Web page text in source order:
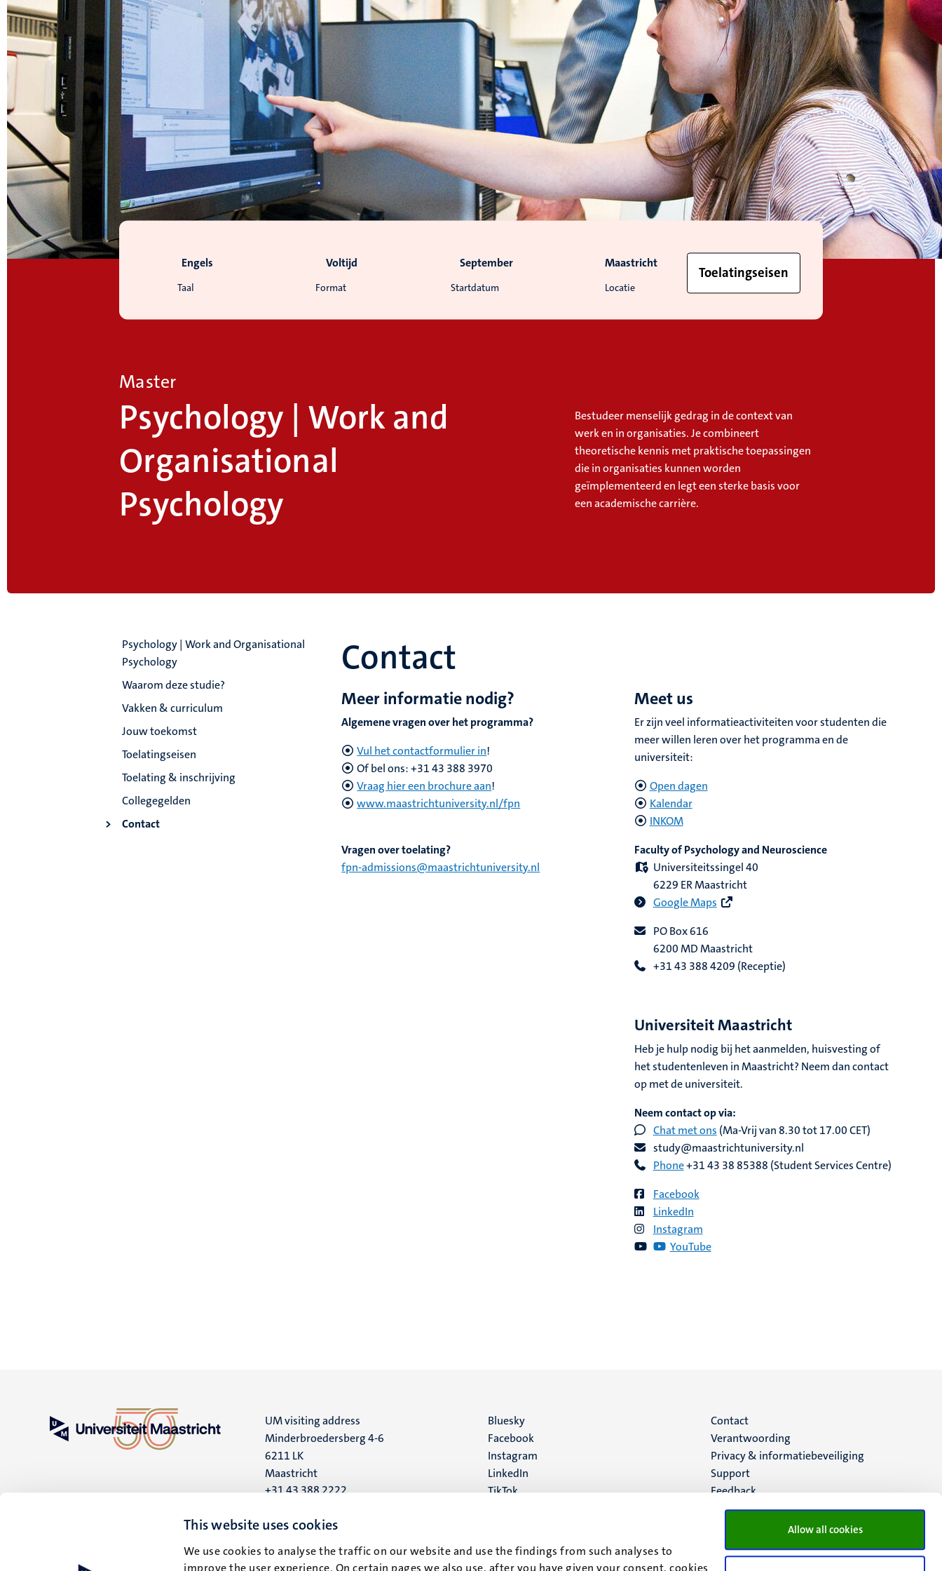
This website uses cookies
We use cookies to analyse the traffic on our website and use the findings from such analyses to
improve the user experience. On certain pages we also use, after you have given your consent, cookies
Allow all cookies
Taal
Engels
Format
Voltijd
Startdatum
September
Locatie
Maastricht
Toelatingseisen
Master
Psychology | Work and
Organisational
Psychology
Bestudeer menselijk gedrag in de context van
werk en in organisaties. Je combineert
theoretische kennis met praktische toepassingen
die in organisaties kunnen worden
geïmplementeerd en legt een sterke basis voor
een academische carrière.
Psychology | Work and Organisational
Psychology
Waarom deze studie?
Vakken & curriculum
Jouw toekomst
Toelatingseisen
Toelating & inschrijving
Collegegelden
Contact
Contact
Meer informatie nodig?
Algemene vragen over het programma?
Vul het contactformulier in!
Of bel ons: +31 43 388 3970
Vraag hier een brochure aan!
www.maastrichtuniversity.nl/fpn
Vragen over toelating?
fpn-admissions@maastrichtuniversity.nl
Meet us
Er zijn veel informatieactiviteiten voor studenten die
meer willen leren over het programma en de
universiteit:
Open dagen
Kalendar
INKOM
Faculty of Psychology and Neuroscience
Universiteitssingel 40
6229 ER Maastricht
Google Maps
PO Box 616
6200 MD Maastricht
+31 43 388 4209 (Receptie)
Universiteit Maastricht
Heb je hulp nodig bij het aanmelden, huisvesting of
het studentenleven in Maastricht? Neem dan contact
op met de universiteit.
Neem contact op via:
Chat met ons (Ma-Vrij van 8.30 tot 17.00 CET)
study@maastrichtuniversity.nl
Phone+31 43 38 85388 (Student Services Centre)
Facebook
LinkedIn
Instagram
YouTube
UM visiting address
Minderbroedersberg 4-6
6211 LK
Maastricht
+31 43 388 2222
UM postal address
6200 MD
Social
media
Bluesky
Facebook
Instagram
LinkedIn
TikTok
Menu
footer
(NL)
Contact
Verantwoording
Privacy & informatiebeveiliging
Support
Feedback